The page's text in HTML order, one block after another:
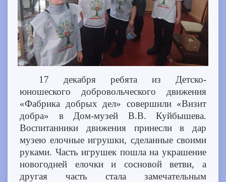
17 декабря ребята из Детско-
юношеского добровольческого движения
«Фабрика добрых дел» совершили «Визит
добра» в Дом-музей В.В. Куйбышева.
Воспитанники движения принесли в дар
музею елочные игрушки, сделанные своими
руками. Часть игрушек пошла на украшение
новогодней елочки и сосновой ветви, а
другая часть стала замечательным